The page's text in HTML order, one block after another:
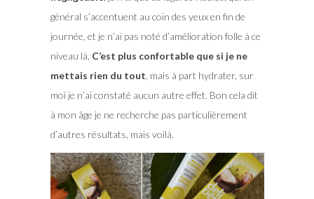
général s’accentuent au coin des yeux en fin de
journée, et je n’ai pas noté d’amélioration folle à ce
niveau là. C’est plus confortable que si je ne
mettais rien du tout , mais à part hydrater, sur
moi je n’ai constaté aucun autre effet. Bon cela dit
à mon âge je ne recherche pas particulièrement
d’autres résultats, mais voilà.